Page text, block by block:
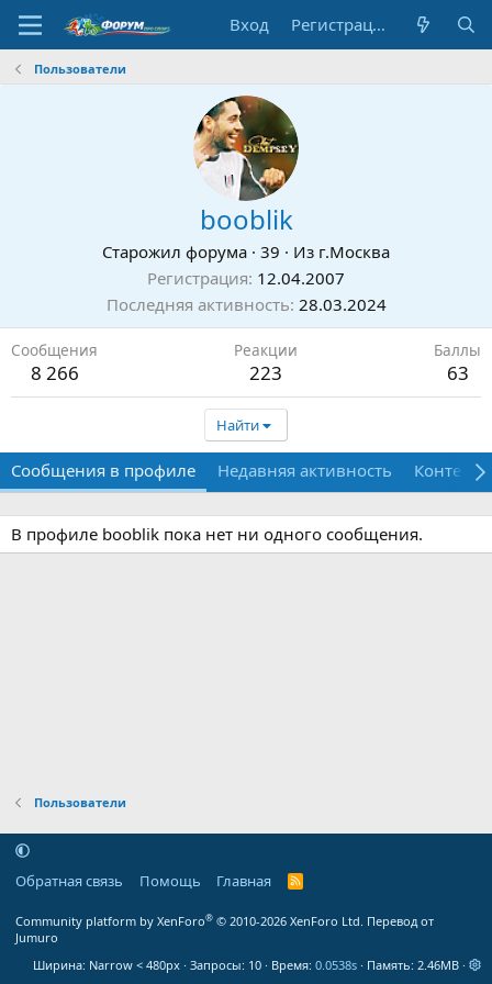
Вход Регистрация
Пользователи
booblik
Старожил форума · 39 · Из г.Москва
Регистрация 12.04.2007
Последняя активность 28.03.2024
Сообщения
8 266
Реакции
223
Баллы
63
Найти
Сообщения в профиле Недавняя активность Контент
В профиле booblik пока нет ни одного сообщения.
Пользователи
Обратная связь Помощь Главная
R
Community platform by XenForo® © 2010-2026 XenForo Ltd. Перевод от
Jumuro
Ширина
Запросы 10 Время 0.0538s Память 2.46MB